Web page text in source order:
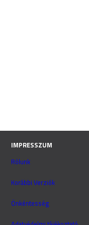
IMPRESSZUM
Rólunk
Korábbi Verziók
Önkéntesség